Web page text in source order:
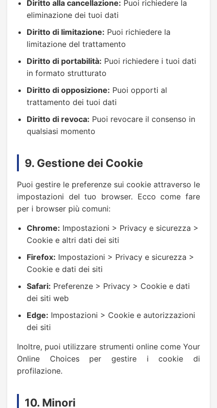
Diritto alla cancellazione: Puoi richiedere la
eliminazione dei tuoi dati
Diritto di limitazione: Puoi richiedere la
limitazione del trattamento
Diritto di portabilità: Puoi richiedere i tuoi dati
in formato strutturato
Diritto di opposizione: Puoi opporti al
trattamento dei tuoi dati
Diritto di revoca: Puoi revocare il consenso in
qualsiasi momento
9. Gestione dei Cookie
Puoi gestire le preferenze sui cookie attraverso le
impostazioni del tuo browser. Ecco come fare
per i browser più comuni:
Chrome: Impostazioni > Privacy e sicurezza >
Cookie e altri dati dei siti
Firefox: Impostazioni > Privacy e sicurezza >
Cookie e dati dei siti
Safari: Preferenze > Privacy > Cookie e dati
dei siti web
Edge: Impostazioni > Cookie e autorizzazioni
dei siti
Inoltre, puoi utilizzare strumenti online come Your
Online Choices per gestire i cookie di
profilazione.
10. Minori